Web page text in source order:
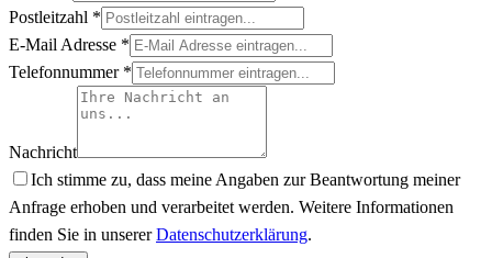
Postleitzahl *
E-Mail Adresse *
Telefonnummer *
Nachricht
Ich stimme zu, dass meine Angaben zur Beantwortung meiner
Anfrage erhoben und verarbeitet werden. Weitere Informationen
finden Sie in unserer Datenschutzerklärung.